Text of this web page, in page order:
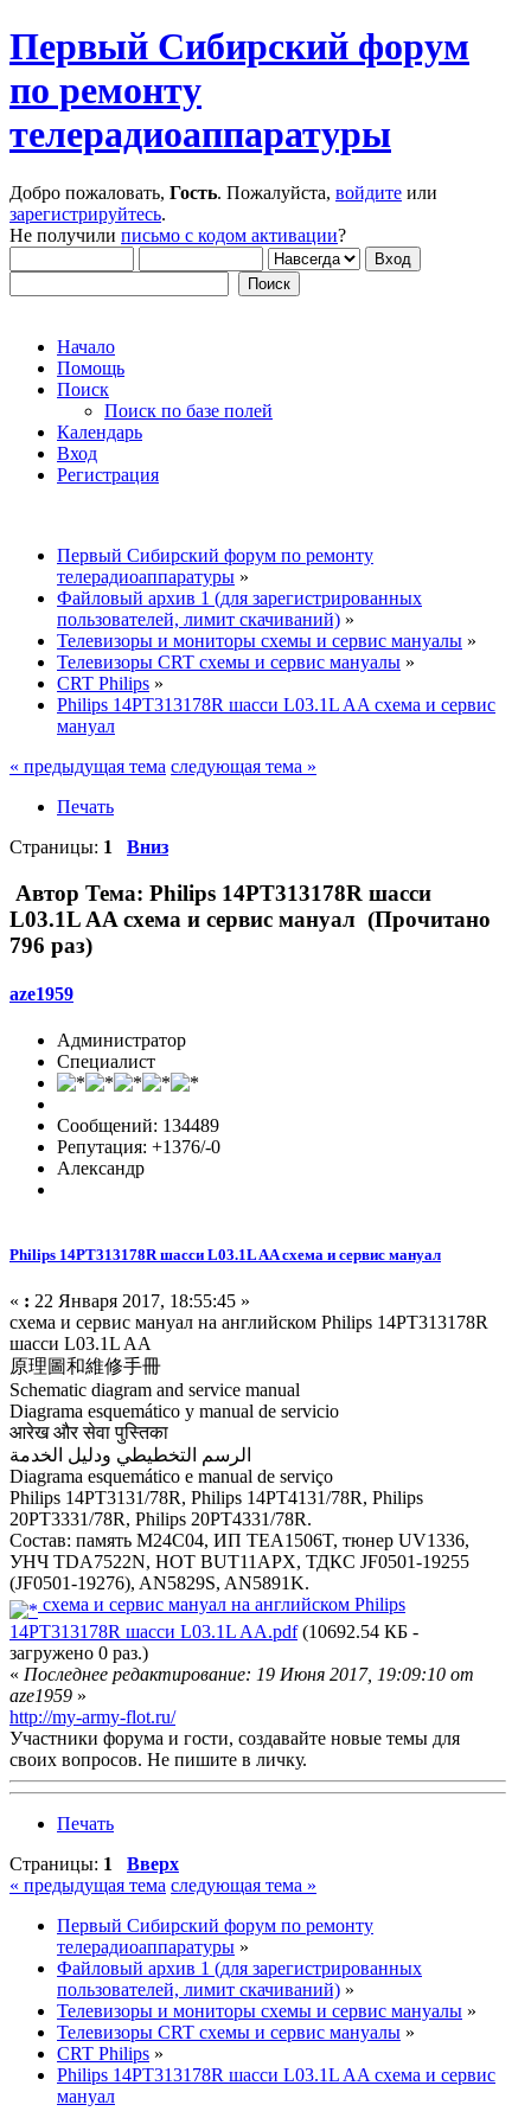
Первый Сибирский форум
по ремонту
телерадиоаппаратуры
Добро пожаловать, Гость. Пожалуйста, войдите или
зарегистрируйтесь.
Не получили письмо с кодом активации?
Начало
Помощь
Поиск
Поиск по базе полей
Календарь
Вход
Регистрация
Первый Сибирский форум по ремонту
телерадиоаппаратуры »
Файловый архив 1 (для зарегистрированных
пользователей, лимит скачиваний) »
Телевизоры и мониторы схемы и сервис мануалы »
Телевизоры CRT схемы и сервис мануалы »
CRT Philips »
Philips 14PT313178R шасси L03.1L AA схема и сервис
мануал
« предыдущая тема следующая тема »
Печать
Страницы: 1 Вниз
Автор Тема: Philips 14PT313178R шасси
L03.1L AA схема и сервис мануал (Прочитано
796 раз)
aze1959
Администратор
Специалист
Сообщений: 134489
Репутация: +1376/-0
Александр
Philips 14PT313178R шасси L03.1L AA схема и сервис мануал
« : 22 Января 2017, 18:55:45 »
схема и сервис мануал на английском Philips 14PT313178R
шасси L03.1L AA
原理圖和維修手冊
Schematic diagram and service manual
Diagrama esquemático y manual de servicio
आरेख और सेवा पुस्तिका
الرسم التخطيطي ودليل الخدمة
Diagrama esquemático e manual de serviço
Philips 14PT3131/78R, Philips 14PT4131/78R, Philips
20PT3331/78R, Philips 20PT4331/78R.
Состав: память M24C04, ИП TEA1506T, тюнер UV1336,
УНЧ TDA7522N, HOT BUT11APX, ТДКС JF0501-19255
(JF0501-19276), AN5829S, AN5891K.
схема и сервис мануал на английском Philips
14PT313178R шасси L03.1L AA.pdf(10692.54 КБ -
загружено 0 раз.)
« Последнее редактирование: 19 Июня 2017, 19:09:10 от
aze1959 »
http://my-army-flot.ru/
Участники форума и гости, создавайте новые темы для
своих вопросов. Не пишите в личку.
Печать
Страницы: 1
Вверх
« предыдущая тема следующая тема »
Первый Сибирский форум по ремонту
телерадиоаппаратуры »
Файловый архив 1 (для зарегистрированных
пользователей, лимит скачиваний) »
Телевизоры и мониторы схемы и сервис мануалы »
Телевизоры CRT схемы и сервис мануалы »
CRT Philips »
Philips 14PT313178R шасси L03.1L AA схема и сервис
мануал